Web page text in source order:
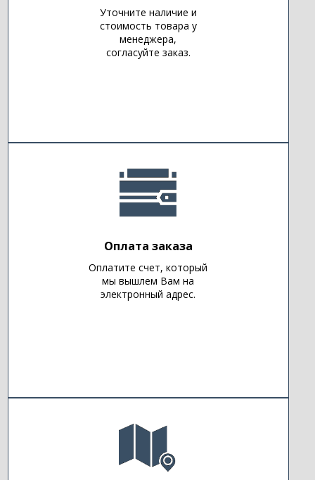
Уточните наличие и
стоимость товара у
менеджера,
согласуйте заказ.
Оплата заказа
Оплатите счет, который
мы вышлем Вам на
электронный адрес.